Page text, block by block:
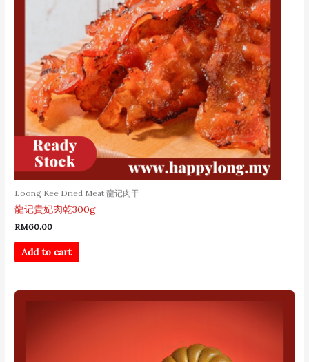
Loong Kee Dried Meat 龍记肉干
龍记貴妃肉乾300g
RM60.00
Add to cart